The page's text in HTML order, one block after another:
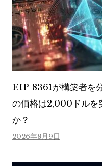
EIP-8361が構築者を
の価格は2,000ドルを
か？
2026年8月9日